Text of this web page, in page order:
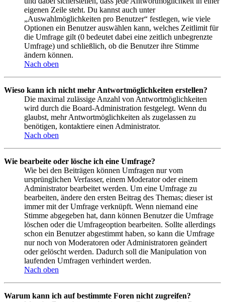
eigenen Zeile steht. Du kannst auch unter
„Auswahlmöglichkeiten pro Benutzer“ festlegen, wie viele
Optionen ein Benutzer auswählen kann, welches Zeitlimit für
die Umfrage gilt (0 bedeutet dabei eine zeitlich unbegrenzte
Umfrage) und schließlich, ob die Benutzer ihre Stimme
ändern können.
Nach oben
Wieso kann ich nicht mehr Antwortmöglichkeiten erstellen?
Die maximal zulässige Anzahl von Antwortmöglichkeiten
wird durch die Board-Administration festgelegt. Wenn du
glaubst, mehr Antwortmöglichkeiten als zugelassen zu
benötigen, kontaktiere einen Administrator.
Nach oben
Wie bearbeite oder lösche ich eine Umfrage?
Wie bei den Beiträgen können Umfragen nur vom
ursprünglichen Verfasser, einem Moderator oder einem
Administrator bearbeitet werden. Um eine Umfrage zu
bearbeiten, ändere den ersten Beitrag des Themas; dieser ist
immer mit der Umfrage verknüpft. Wenn niemand eine
Stimme abgegeben hat, dann können Benutzer die Umfrage
löschen oder die Umfrageoption bearbeiten. Sollte allerdings
schon ein Benutzer abgestimmt haben, so kann die Umfrage
nur noch von Moderatoren oder Administratoren geändert
oder gelöscht werden. Dadurch soll die Manipulation von
laufenden Umfragen verhindert werden.
Nach oben
Warum kann ich auf bestimmte Foren nicht zugreifen?